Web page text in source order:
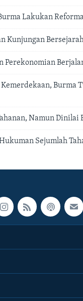
Lakukan
Kunjungan
Perekonomian
Burma
Namun Dinilai
Sejumlah